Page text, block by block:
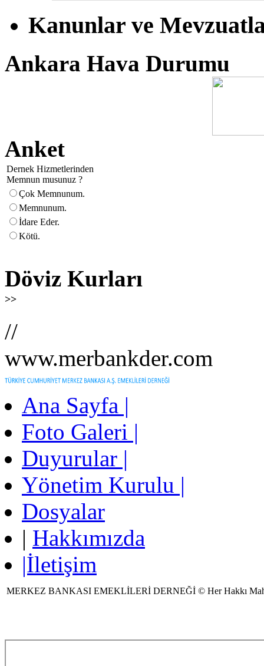
Kanunlar ve
Ankara Hava Durumu
Anket
Dernek Hizmetlerinden
Memnun musunuz ?
Çok Memnunum.
Memnunum.
İdare Eder.
Kötü.
Döviz Kurları
>>
//
www.merbankder.com
Ana Sayfa |
Foto Galeri |
Duyurular |
Yönetim Kurulu |
Dosyalar
| Hakkımızda
|İletişim
MERKEZ BANKASI EMEKLİLERİ DERNEĞİ © Her Hakkı